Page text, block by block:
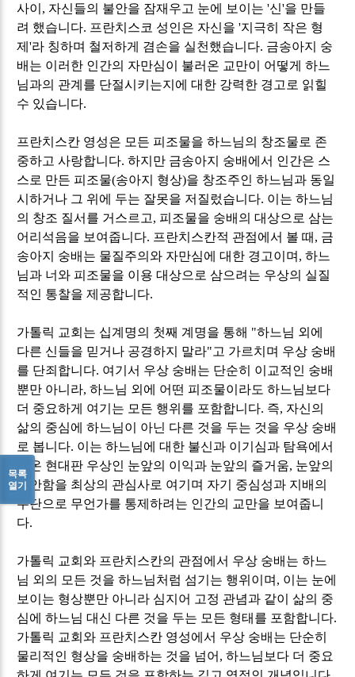
사이 , 자신들의 불안을 잠재우고 눈에 보이는'신'을 만들
려 했습니다. 프란치스코 성인은 자신을'지극히 작은 형
제'라 칭하며 철저하게 겸손을 실천했습니다. 금송아지 숭
배는 이러한 인간의 자만심이 불러온 교만이 어떻게 하느
님과의 관계를 단절시키는지에 대한 강력한 경고로 읽힐
수 있습니다.
프란치스칸 영성은 모든 피조물을 하느님의 창조물로 존
중하고 사랑합니다.하지만 금송아지 숭배에서 인간은 스
스로 만든 피조물(송아지 형상)을 창조주인 하느님과 동일
시하거나 그 위에 두는 잘못을 저질렀습니다. 이는 하느님
의 창조 질서를 거스르고, 피조물을 숭배의 대상으로 삼는
어리석음을 보여줍니다. 프란치스칸적 관점에서 볼 때 , 금
송아지 숭배는 물질주의와 자만심에 대한 경고이며 ,하느
님과 너와 피조물을 이용 대상으로 삼으려는 우상의 실질
적인 통찰을 제공합니다.
가톨릭 교회는 십계명의 첫째 계명을 통해 "하느님 외에
다른 신들을 믿거나 공경하지 말라"고 가르치며 우상 숭배
를 단죄합니다. 여기서 우상 숭배는 단순히 이교적인 숭배
뿐만 아니라,하느님 외에 어떤 피조물이라도 하느님보다
더 중요하게 여기는 모든 행위를 포함합니다. 즉, 자신의
삶의 중심에 하느님이 아닌 다른 것을 두는 것을 우상 숭배
로 봅니다. 이는 하느님에 대한 불신과 이기심과 탐욕에서
나온 현대판 우상인 눈앞의 이익과 눈앞의 즐거움, 눈앞의
편안함을 최상의 관심사로 여기며 자기 중심성과 지배의
수단으로 무언가를 통제하려는 인간의 교만을 보여줍니
다.
가톨릭 교회와 프란치스칸의 관점에서 우상 숭배는 하느
님 외의 모든 것을 하느님처럼 섬기는 행위이며 , 이는 눈에
보이는 형상뿐만 아니라 심지어 고정 관념과 같이 삶의 중
심에 하느님 대신 다른 것을 두는 모든 형태를 포함합니다.
가톨릭 교회와 프란치스칸 영성에서 우상 숭배는 단순히
물리적인 형상을 숭배하는 것을 넘어 ,하느님보다 더 중요
목록
열기